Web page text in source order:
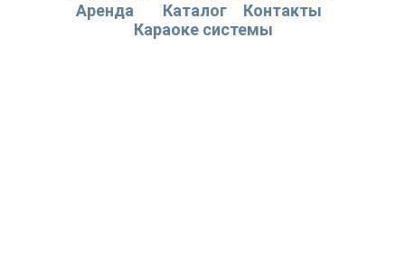
Каталог
Контакты
Аренда
Караоке системы